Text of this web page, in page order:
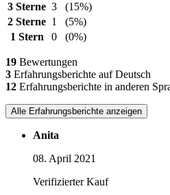
3 Sterne 3
(15%)
2 Sterne 1
(5%)
1 Stern
0 (0%)
19 Bewertungen
3 Erfahrungsberichte auf Deutsch
12 Erfahrungsberichte in anderen
Alle Erfahrungsberichte anzeigen
Anita
08. April 2021
Verifizierter Kauf